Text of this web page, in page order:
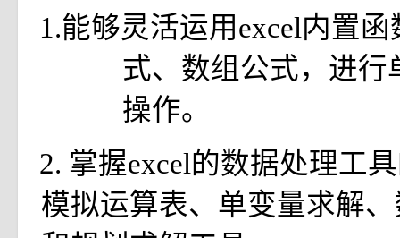
1.能够灵活运用excel内置函
式、数组公式，进行
操作。
2. 掌握excel的数据处理工
模拟运算表、单变量求解